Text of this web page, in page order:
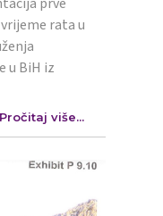
rata u
u BiH iz
Pročitaj više...